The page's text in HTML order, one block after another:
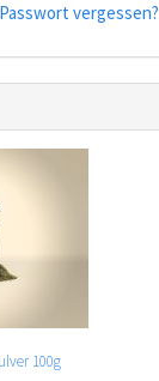
Passwort vergessen?
100g